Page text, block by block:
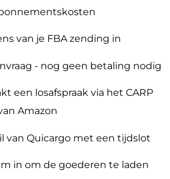
van je FBA zending in
- nog geen betaling nodig
een losafspraak via het CARP
Amazon
van Quicargo met een tijdslot
in om de goederen te laden